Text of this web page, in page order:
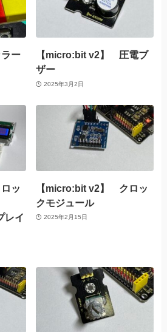
ー
【micro:bit v2】 圧電ブ
ザー
2025年3月2日
ッ
レイ
【micro:bit v2】 クロッ
クモジュール
2025年2月15日